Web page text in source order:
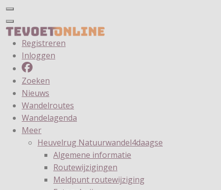
Registreren
Inloggen
Zoeken
Nieuws
Wandelroutes
Wandelagenda
Meer
Heuvelrug Natuurwandel4daagse
Algemene informatie
Routewijzigingen
Meldpunt routewijziging